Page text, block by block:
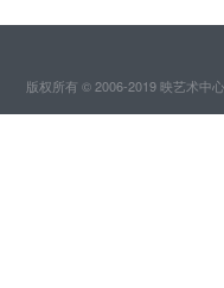
版权所有 © 2006-2019 映艺术中